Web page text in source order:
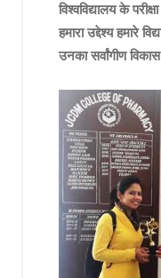
विश्वविद्यालय के
हमारा उद्देश्य हमारे
उनका सर्वांगीण